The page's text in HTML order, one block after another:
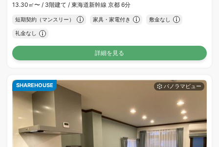
13.30㎡〜 / 3階建て / 東海道新幹線 京都 6分
短期契約（マンスリー） 家具・家電付き 敷金なし
礼金なし
詳細を見る
SHAREHOUSE